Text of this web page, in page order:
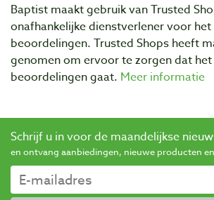
Baptist maakt gebruik van Trusted
onafhankelijke dienstverlener voor
beoordelingen. Trusted Shops heeft
genomen om ervoor te zorgen dat
beoordelingen gaat. Meer informatie
Schrijf u in voor de maandelijkse
en ontvang aanbiedingen, nieuwe producten